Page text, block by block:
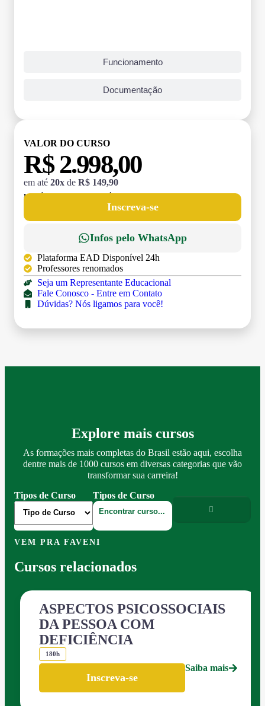
Funcionamento
Documentação
VALOR DO CURSO
R$ 2.998,00
em até 20x de R$ 149,90
MATRÍCULA:
Inscreva-se
Infos pelo WhatsApp
Plataforma EAD Disponível 24h
Professores renomados
Seja um Representante Educacional
Fale Conosco - Entre em Contato
Dúvidas? Nós ligamos para você!
Explore mais cursos
As formações mais completas do Brasil estão aqui, escolha
dentre mais de 1000 cursos em diversas categorias que vão
transformar sua carreira!
Tipos de Curso
Tipos de Curso
VEM PRA FAVENI
Cursos relacionados
ASPECTOS PSICOSSOCIAIS
DA PESSOA COM
DEFICIÊNCIA
180h
Inscreva-se
Saiba mais